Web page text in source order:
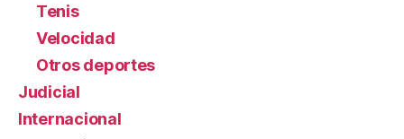
Tenis
Velocidad
Otros deportes
Judicial
Internacional